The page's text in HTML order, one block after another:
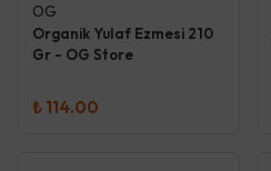
OG
Organik Yulaf Ezmesi 210
Gr - OG Store
₺ 114.00